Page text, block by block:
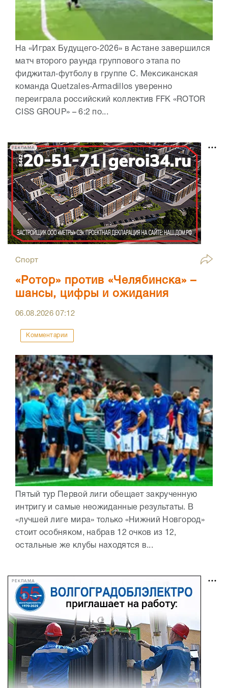
На «Играх Будущего‑2026» в Астане завершился
матч второго раунда группового этапа по
фиджитал‑футболу в группе C. Мексиканская
команда Quetzales‑Armadillos уверенно
переиграла российский коллектив FFK «ROTOR
CISS GROUP» – 6:2 по...
РЕКЛАМА
Спорт
«Ротор» против «Челябинска» –
шансы, цифры и ожидания
06.08.202607:12
Комментарии
Пятый тур Первой лиги обещает закрученную
интригу и самые неожиданные результаты. В
«лучшей лиге мира» только «Нижний Новгород»
стоит особняком, набрав 12 очков из 12,
остальные же клубы находятся в...
РЕКЛАМА